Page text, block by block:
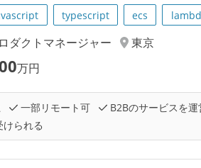
typescript ecs
ダクトマネージャー
東京
万円
一部リモート可 B2Bのサービスを運
られる